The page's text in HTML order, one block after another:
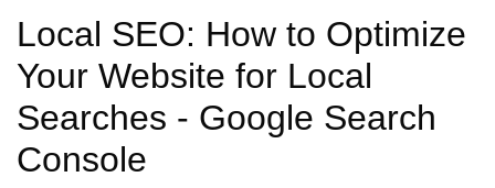
Local SEO: How to Optimize
Your Website for Local
Searches - Google Search
Console